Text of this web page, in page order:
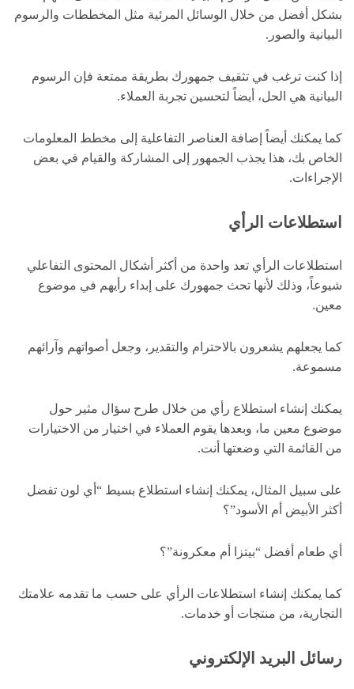
بشكل أفضل من خلال الوسائل المرئية مثل المخططات والرسوم
البيانية والصور.
إذا كنت ترغب في تثقيف جمهورك بطريقة ممتعة فإن الرسوم
البيانية هي الحل، أيضاً لتحسين تجربة العملاء.
كما يمكنك أيضاً إضافة العناصر التفاعلية إلى مخطط المعلومات
الخاص بك، هذا يجذب الجمهور إلى المشاركة والقيام في بعض
الإجراءات.
استطلاعات الرأي
استطلاعات الرأي تعد واحدة من أكثر أشكال المحتوى التفاعلي
شيوعاً، وذلك لأنها تحث جمهورك على إبداء رأيهم في موضوع
معين.
كما يجعلهم يشعرون بالاحترام والتقدير، وجعل أصواتهم وآرائهم
مسموعة.
يمكنك إنشاء استطلاع رأي من خلال طرح سؤال مثير حول
موضوع معين ما، وبعدها يقوم العملاء في اختيار من الاختيارات
من القائمة التي وضعتها أنت.
على سبيل المثال، يمكنك إنشاء استطلاع بسيط “أي لون تفضل
أكثر الأبيض أم الأسود”؟
أي طعام أفضل “بيتزا أم معكرونة”؟
كما يمكنك إنشاء استطلاعات الرأي على حسب ما تقدمه علامتك
التجارية، من منتجات أو خدمات.
رسائل البريد الإلكتروني